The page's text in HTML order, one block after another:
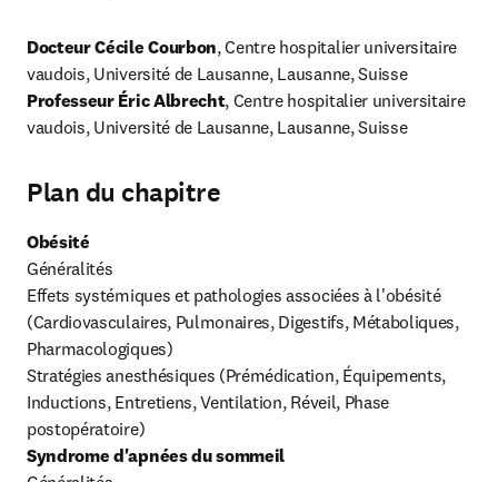
Docteur Cécile Courbon, Centre hospitalier universitaire
vaudois, Université de Lausanne, Lausanne, Suisse
Professeur Éric Albrecht, Centre hospitalier universitaire
vaudois, Université de Lausanne, Lausanne, Suisse
Plan du chapitre
Obésité
Généralités
Effets systémiques et pathologies associées à l'obésité
(Cardiovasculaires, Pulmonaires, Digestifs, Métaboliques,
Pharmacologiques)
Stratégies anesthésiques (Prémédication, Équipements,
Inductions, Entretiens, Ventilation, Réveil, Phase